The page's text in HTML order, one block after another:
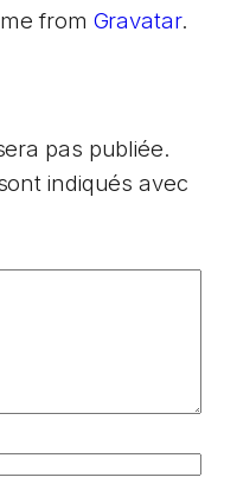
from Gravatar.
pas publiée.
indiqués avec